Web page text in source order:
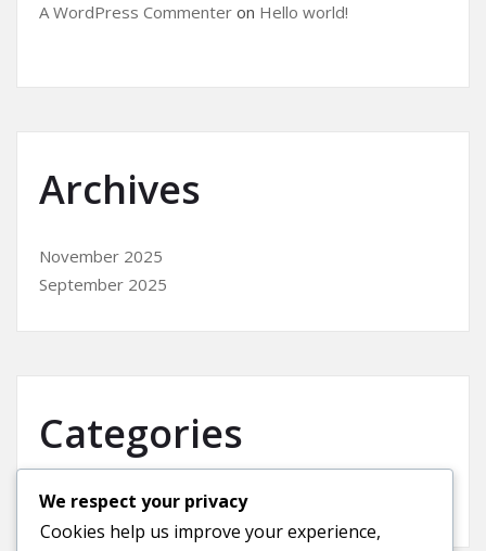
A WordPress Commenter on Hello world!
Archives
November 2025
September 2025
Categories
Uncategorized
We respect your privacy
Cookies help us improve your experience,